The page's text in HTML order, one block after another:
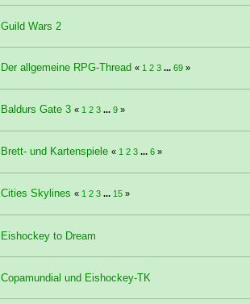
Guild Wars 2
Der allgemeine RPG-Thread « 1 2 3 ... 69»
Baldurs Gate 3 « 1 2 3 ... 9»
Brett- und Kartenspiele « 1 2 3 ... 6»
Cities Skylines « 1 2 3 ... 15»
Eishockey to Dream
Copamundial und Eishockey-TK